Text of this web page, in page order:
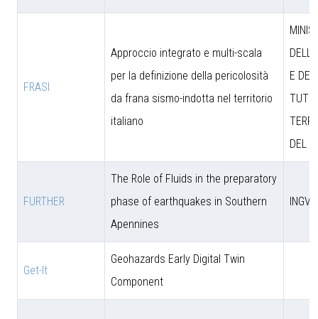
FRASI
Approccio integrato e multi-scala
per la definizione della pericolosità
da frana sismo-indotta nel territorio
italiano
E
DEL
FURTHER
The Role of Fluids in the preparatory
phase of earthquakes in Southern
Apennines
INGV
Get-It
Geohazards Early Digital Twin
Component